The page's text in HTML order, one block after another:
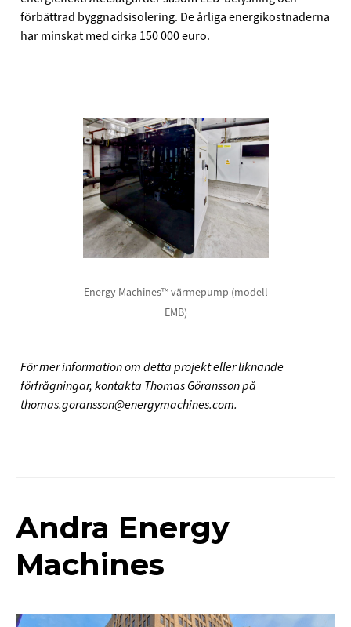
förbättrad byggnadsisolering. De årliga energikostnaderna
har minskat med cirka 150 000 euro.
Energy Machines™ värmepump (modell
EMB)
För mer information om detta projekt eller liknande
förfrågningar, kontakta Thomas Göransson på
thomas.goransson@energymachines.com.
Andra Energy
Machines